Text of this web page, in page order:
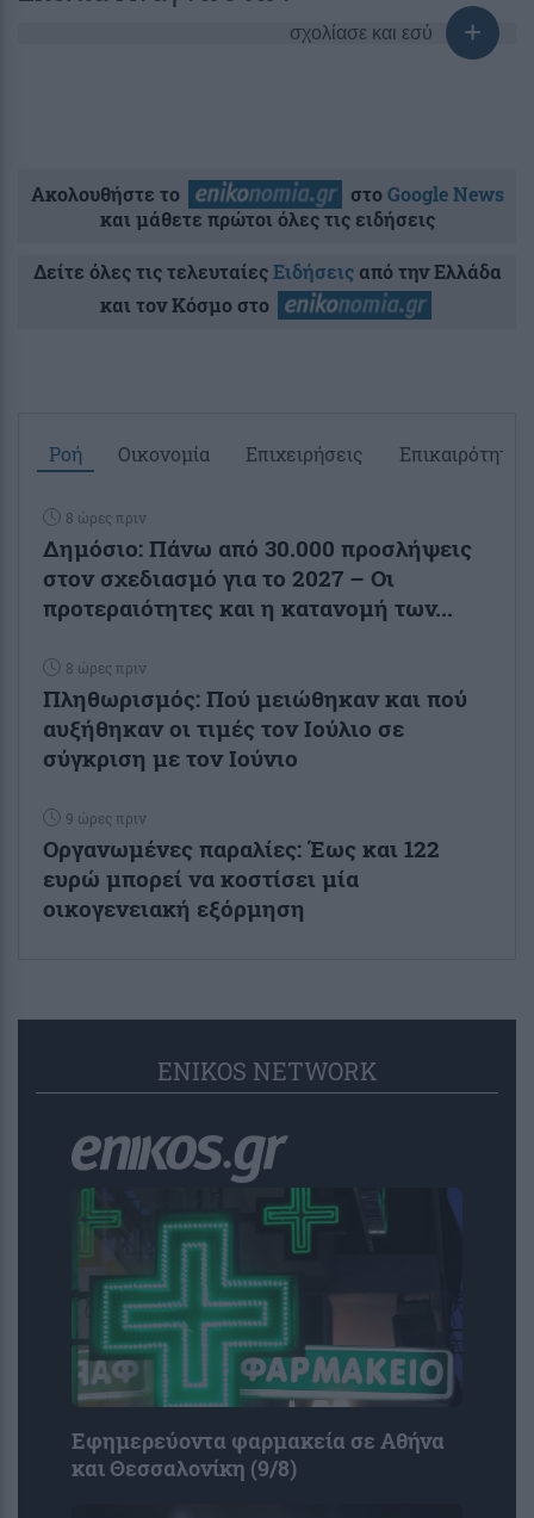
σχολίασε και εσύ
Ακολουθήστε το στοGoogle News
και μάθετε πρώτοι όλες τις ειδήσεις
Δείτε όλες τις τελευταίεςΕιδήσειςαπό την Ελλάδα
και τον Κόσμο στο
Ροή Οικονομία Επιχειρήσεις Επικαιρότητα
8 ώρες πριν
Δημόσιο: Πάνω από 30.000 προσλήψεις
στον σχεδιασμό για το 2027 – Οι
προτεραιότητες και η κατανομή των...
8 ώρες πριν
Πληθωρισμός: Πού μειώθηκαν και πού
αυξήθηκαν οι τιμές τον Ιούλιο σε
σύγκριση με τον Ιούνιο
9 ώρες πριν
Οργανωμένες παραλίες: Έως και 122
ευρώ μπορεί να κοστίσει μία
οικογενειακή εξόρμηση
ENIKOS NETWORK
Εφημερεύοντα φαρμακεία σε Αθήνα
και Θεσσαλονίκη (9/8)